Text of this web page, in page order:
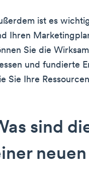
ist es
Ihren
Sie die
und fundierte
Sie Ihre
sind
neuen